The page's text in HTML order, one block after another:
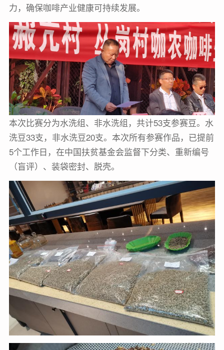
力，确保咖啡产业健康可持续发展。
本次比赛分为水洗组、非水洗组，共计53支参赛豆。水
洗豆33支，非水洗豆20支。本次所有参赛作品，已提前
5个工作日，在中国扶贫基金会监督下分类、重新编号
（盲评）、装袋密封、脱壳。